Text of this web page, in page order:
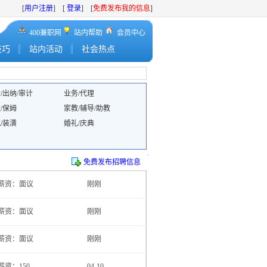
[用户注册] [ 登录] [免费发布我的信息]
400兼职网 站内帮助 会员中心
站内活动 社会热点
出纳/审计
业务/代理
保姆
家教/辅导/助教
装潢
婚礼/庆典
免费发布招聘信息
资：面议 刚刚
资：面议 刚刚
资：面议 刚刚